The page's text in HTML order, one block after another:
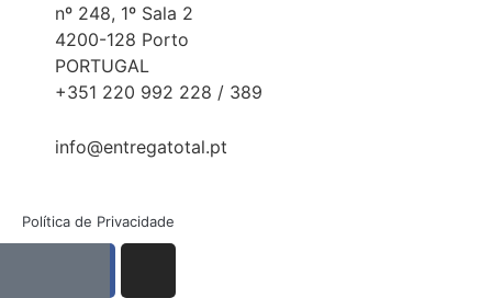
nº 248, 1º Sala 2
4200-128 Porto
PORTUGAL
+351 220 992 228 / 389
info@entregatotal.pt
Política de Privacidade